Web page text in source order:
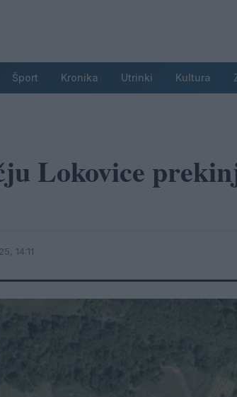
Šport Kronika Utrinki Kultura
Lokovice
14:11